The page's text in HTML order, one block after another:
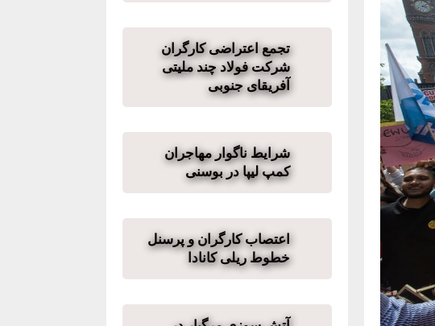
تجمع اعتراضی کارگران
شرکت فولاد چند ملیتی
آفریقای جنوبی
شرایط ناگوار مهاجران
کمپ لیپا در بوسنی
اعتصاب کارگران و پرسنل
خطوط ریلی کانادا